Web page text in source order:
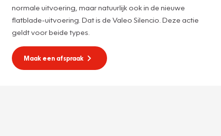
normale uitvoering, maar natuurlijk ook in de nieuwe
flatblade-uitvoering. Dat is de Valeo Silencio. Deze actie
geldt voor beide types.
Maak een afspraak